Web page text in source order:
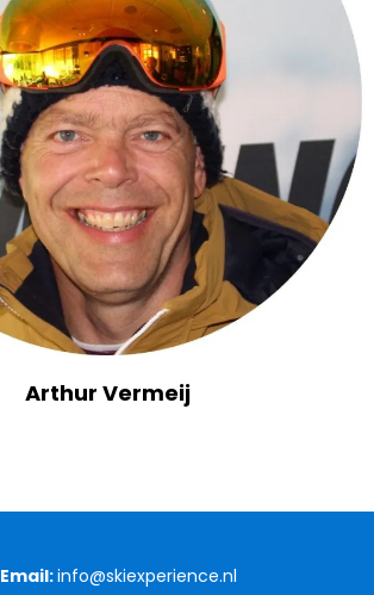
Arthur Vermeij
Email:info@skiexperience.nl